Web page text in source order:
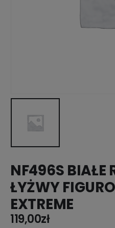
NF496S BIAŁE
ŁYŻWY
EXTREME
119,00zł